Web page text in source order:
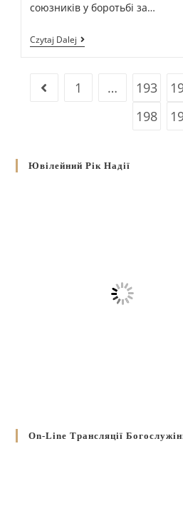
союзників у боротьбі за…
Czytaj Dalej
1 … 193
198
Ювілейний Рік Надії
On-Line Трансляції